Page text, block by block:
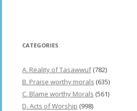
CATEGORIES
A. Reality of Tasawwuf(782)
B. Praise worthy morals (635)
C. Blame worthy Morals (561)
D. Acts of Worship (998)